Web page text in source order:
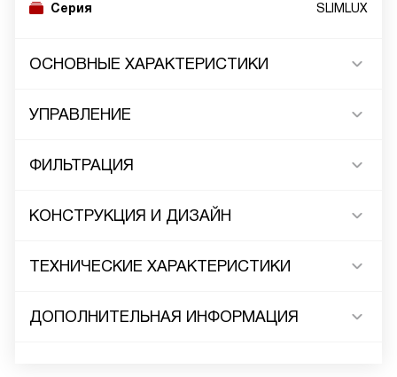
Серия SLIMLUX
ОСНОВНЫЕ ХАРАКТЕРИСТИКИ
УПРАВЛЕНИЕ
ФИЛЬТРАЦИЯ
КОНСТРУКЦИЯ И ДИЗАЙН
ТЕХНИЧЕСКИЕ ХАРАКТЕРИСТИКИ
ДОПОЛНИТЕЛЬНАЯ ИНФОРМАЦИЯ